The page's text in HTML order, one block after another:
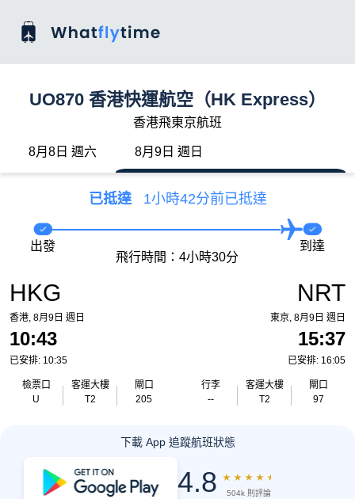
UO870 香港快運航空（HK Express）
香港飛東京航班
8月8日 週六 8月9日 週日
已抵達 1小時42分前已抵達
HKG
香港, 8月9日 週日
10:43
已安排: 10:35
檢票口
U
客運大樓
T2
閘口
205
出發
飛行時間：4小時30分
到達
NRT
東京, 8月9日 週日
15:37
已安排: 16:05
行李
--
客運大樓
T2
閘口
97
下載 App 追蹤航班狀態
4.8 ★ ★ ★ ★ ★
504k 則評論